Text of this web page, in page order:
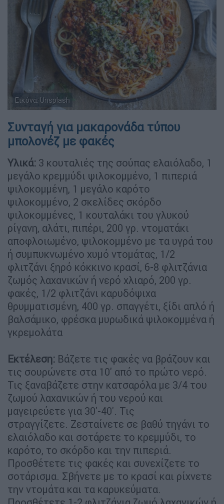
Εικόνα: Unsplash
Συνταγή για μακαρονάδα τύπου
μπολονέζ με φακές
Υλικά: 3 κουταλιές της σούπας ελαιόλαδο, 1
μεγάλο κρεμμύδι ψιλοκομμένο, 1 πιπεριά
ψιλοκομμένη, 1 μεγάλο καρότο
ψιλοκομμένο, 2 σκελίδες σκόρδο
ψιλοκομμένες, 1 κουταλάκι του γλυκού
ρίγανη, αλάτι, πιπέρι, 200 γρ. ντοματάκι
αποφλοιωμένο, ψιλοκομμένο με τα υγρά του
ή συμπυκνωμένο χυμό ντομάτας, 1/2
φλιτζάνι ξηρό κόκκινο κρασί, 6-8 φλιτζάνια
ζωμός λαχανικών ή νερό χλιαρό, 200 γρ.
φακές, 1/2 φλιτζάνι καρυδόψιχα
θρυμματισμένη, 400 γρ. σπαγγέτι, ξίδι απλό ή
βαλσάμικο, φρέσκα μυρωδικά ψιλοκομμένα ή
γκρεμολάτα
Εκτέλεση: Βάζετε τις φακές να βράζουν και
τις σουρώνετε στα 10' από το πρώτο νερό.
Τις ξαναβάζετε στην κατσαρόλα με 3/4 του
ζωμού λαχανικών ή του νερού και
μαγειρεύετε για 30'-40'. Τις
στραγγίζετε. Ζεσταίνετε σε βαθύ τηγάνι το
ελαιόλαδο και σοτάρετε το κρεμμύδι, το
καρότο, το σκόρδο και την πιπεριά.
Προσθέτετε τις φακές και συνεχίζετε το
σοτάρισμα. Σβήνετε με το κρασί και ρίχνετε
την ντομάτα και τα καρυκεύματα.